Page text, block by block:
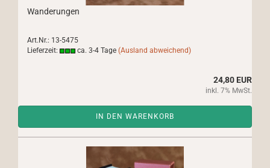
Wanderungen
Art.Nr.: 13-5475
Lieferzeit:
ca. 3-4 Tage (Ausland abweichend)
24,80 EUR
inkl. 7% MwSt.
IN DEN WARENKORB